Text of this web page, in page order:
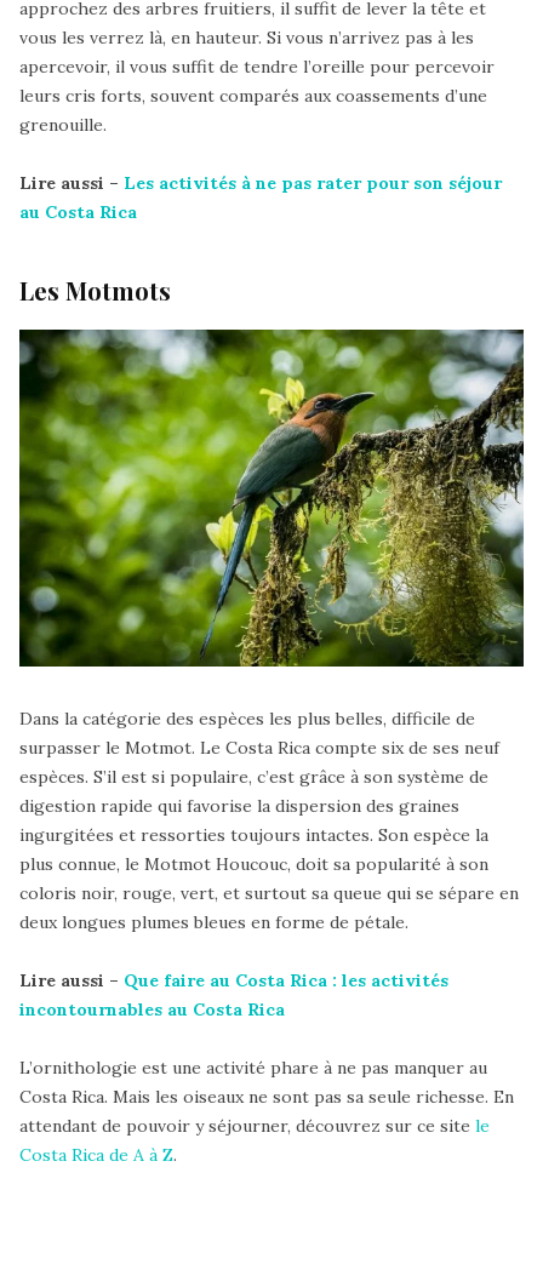
approchez des arbres fruitiers, il suffit de lever la tête et
vous les verrez là, en hauteur. Si vous n’arrivez pas à les
apercevoir, il vous suffit de tendre l’oreille pour percevoir
leurs cris forts, souvent comparés aux coassements d’une
grenouille.
Lire aussi – Les activités à ne pas rater pour son séjour
au Costa Rica
Les Motmots
Dans la catégorie des espèces les plus belles, difficile de
surpasser le Motmot. Le Costa Rica compte six de ses neuf
espèces. S’il est si populaire, c’est grâce à son système de
digestion rapide qui favorise la dispersion des graines
ingurgitées et ressorties toujours intactes. Son espèce la
plus connue, le Motmot Houcouc, doit sa popularité à son
coloris noir, rouge, vert, et surtout sa queue qui se sépare en
deux longues plumes bleues en forme de pétale.
Lire aussi – Que faire au Costa Rica : les activités
incontournables au Costa Rica
L’ornithologie est une activité phare à ne pas manquer au
Costa Rica. Mais les oiseaux ne sont pas sa seule richesse. En
attendant de pouvoir y séjourner, découvrez sur ce site le
Costa Rica de A à Z.